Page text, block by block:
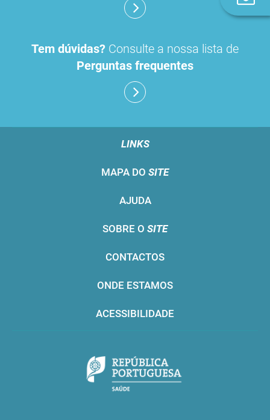
Tem dúvidas? Consulte a nossa lista de
Perguntas frequentes
LINKS
MAPA DO SITE
AJUDA
SOBRE O SITE
CONTACTOS
ONDE ESTAMOS
ACESSIBILIDADE